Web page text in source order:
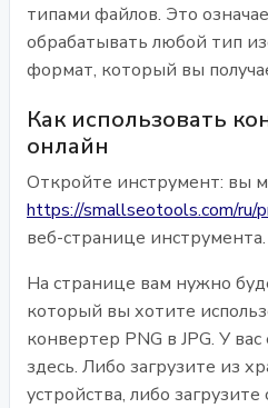
типами файлов. Это
обрабатывать любой тип
формат, который вы
Как использовать
онлайн
Откройте инструмент: вы
https://smallseotools.com/ru/
веб-странице инструмента.
На странице вам нужно
который вы хотите
конвертер PNG в JPG. У
здесь. Либо загрузите из
устройства, либо